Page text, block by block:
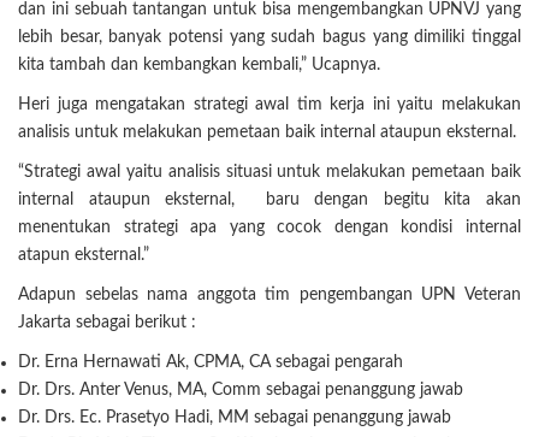
dan ini sebuah tantangan untuk bisa mengembangkan UPNVJ yang
lebih besar, banyak potensi yang sudah bagus yang dimiliki tinggal
kita tambah dan kembangkan kembali,” Ucapnya.
Heri juga mengatakan strategi awal tim kerja ini yaitu melakukan
analisis untuk melakukan pemetaan baik internal ataupun eksternal.
“Strategi awal yaitu analisis situasi untuk melakukan pemetaan baik
internal ataupun eksternal, baru dengan begitu kita akan
menentukan strategi apa yang cocok dengan kondisi internal
atapun eksternal.”
Adapun sebelas nama anggota tim pengembangan UPN Veteran
Jakarta sebagai berikut :
Dr. Erna Hernawati Ak, CPMA, CA sebagai pengarah
Dr. Drs. Anter Venus, MA, Comm sebagai penanggung jawab
Dr. Drs. Ec. Prasetyo Hadi, MM sebagai penanggung jawab